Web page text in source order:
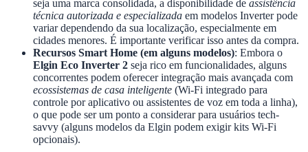
seja uma marca consolidada, a disponibilidade de assistência
técnica autorizada e especializada em modelos Inverter pode
variar dependendo da sua localização, especialmente em
cidades menores. É importante verificar isso antes da compra.
Recursos Smart Home (em alguns modelos): Embora o
Elgin Eco Inverter 2 seja rico em funcionalidades, alguns
concorrentes podem oferecer integração mais avançada com
ecossistemas de casa inteligente (Wi-Fi integrado para
controle por aplicativo ou assistentes de voz em toda a linha),
o que pode ser um ponto a considerar para usuários tech-
savvy (alguns modelos da Elgin podem exigir kits Wi-Fi
opcionais).